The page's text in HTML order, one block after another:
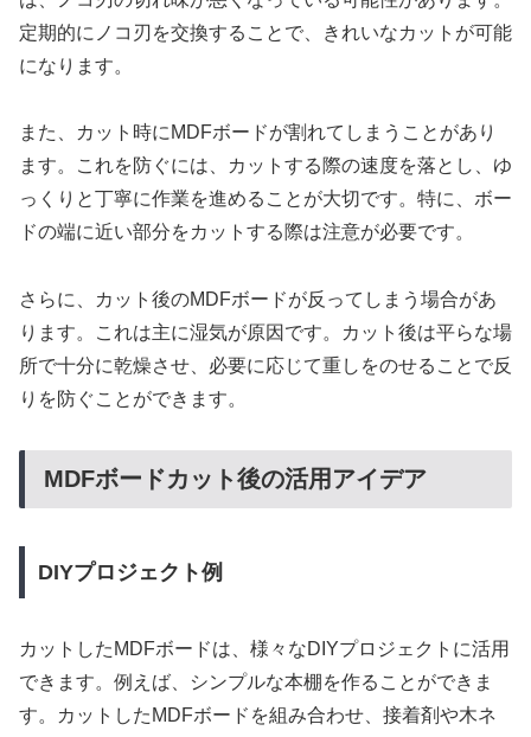
定期的にノコ刃を交換することで、きれいなカットが可能
になります。
また、カット時にMDFボードが割れてしまうことがあり
ます。これを防ぐには、カットする際の速度を落とし、ゆ
っくりと丁寧に作業を進めることが大切です。特に、ボー
ドの端に近い部分をカットする際は注意が必要です。
さらに、カット後のMDFボードが反ってしまう場合があ
ります。これは主に湿気が原因です。カット後は平らな場
所で十分に乾燥させ、必要に応じて重しをのせることで反
りを防ぐことができます。
MDFボードカット後の活用アイデア
DIYプロジェクト例
カットしたMDFボードは、様々なDIYプロジェクトに活用
できます。例えば、シンプルな本棚を作ることができま
す。カットしたMDFボードを組み合わせ、接着剤や木ネ